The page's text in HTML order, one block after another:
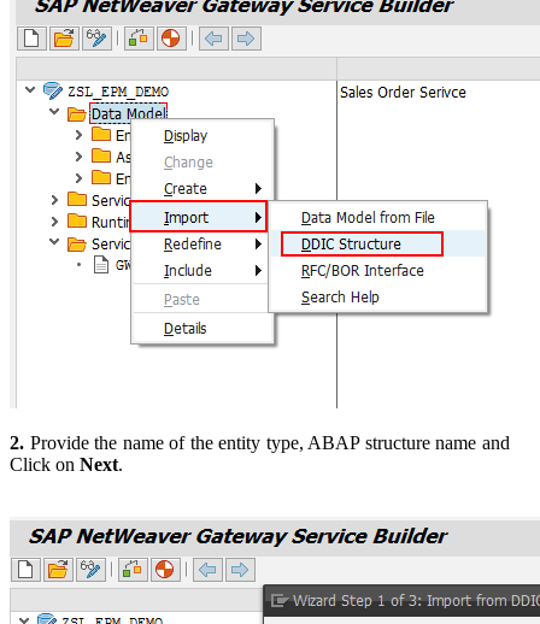
2. Provide the name of the entity type, ABAP structure name and
Click on Next.